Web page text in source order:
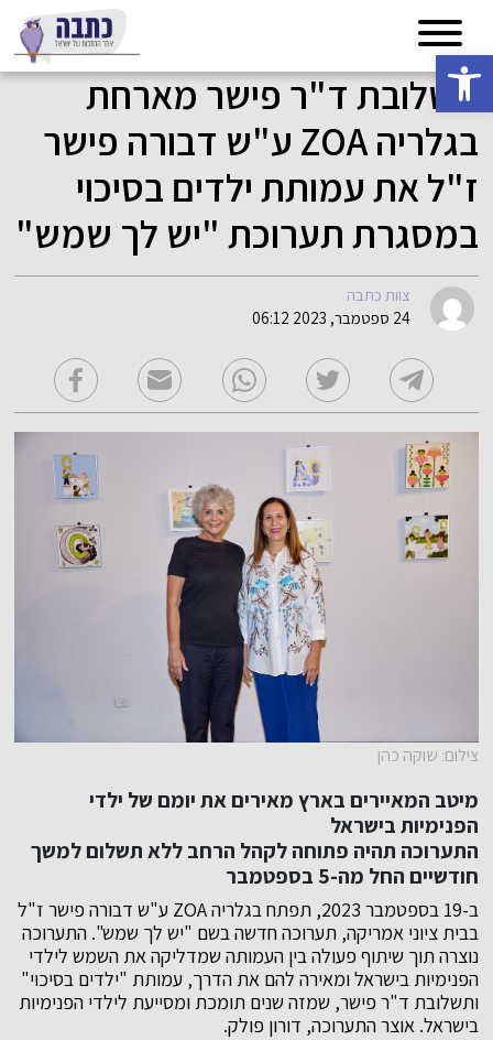
פתח סרגל נגישות
תשלובת ד"ר פישר מארחת
בגלריה ZOA ע"ש דבורה פישר
ז"ל את עמותת ילדים בסיכוי
במסגרת תערוכת "יש לך שמש"
צוות כתבה
24 ספטמבר, 2023 06:12
צילום: שוקה כהן
מיטב המאיירים בארץ מאירים את יומם של ילדי
הפנימיות בישראל
התערוכה תהיה פתוחה לקהל הרחב ללא תשלום למשך
חודשיים החל מה-5 בספטמבר
ב-19 בספטמבר 2023, תפתח בגלריה ZOA ע"ש דבורה פישר ז"ל
בבית ציוני אמריקה, תערוכה חדשה בשם "יש לך שמש". התערוכה
נוצרה תוך שיתוף פעולה בין העמותה שמדליקה את השמש לילדי
הפנימיות בישראל ומאירה להם את הדרך, עמותת "ילדים בסיכוי"
ותשלובת ד"ר פישר, שמזה שנים תומכת ומסייעת לילדי הפנימיות
בישראל. אוצר התערוכה, דורון פולק.